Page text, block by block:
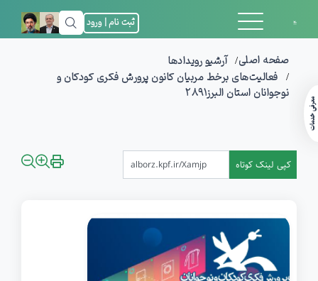
ثبت نام | ورود
صفحه اصلی
آرشیو رویدادها
فعالیت‌های برخط مربیان کانون پرورش فکری کودکان و
نوجوانان استان البرز2891
کپی لینک کوتاه
معرفی خدمات